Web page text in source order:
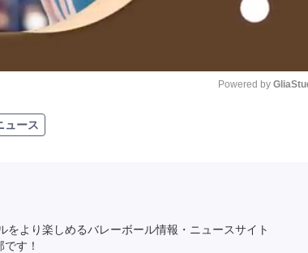
Powered by
ュース
より楽しめるバレーボール情報・ニュースサイト
す！